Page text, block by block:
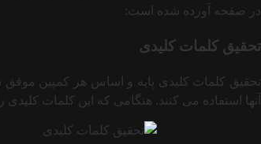
در صفحه آورده شده است:
تحقیق کلمات کلیدی
تحقیق کلمات کلیدی پایه و اساس هر کمپین
آنها استفاده می کنند. هنگامی که این کلمات